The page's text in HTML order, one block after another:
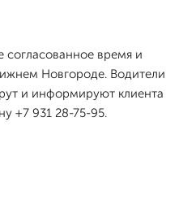
согласованное время и
Новгороде. Водители
и информируют клиента
+7 931 28-75-95.